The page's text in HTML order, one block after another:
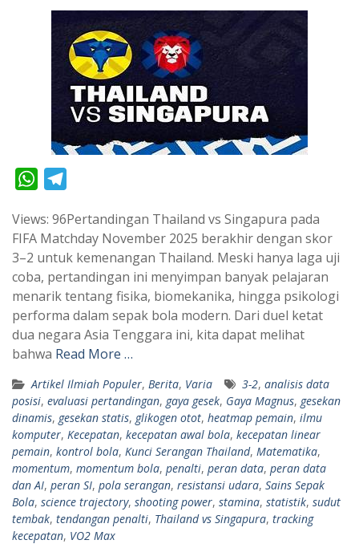
W
a
t
s
A
p
p
l
e
g
r
a
m
Views: 96Pertandingan Thailand vs Singapura pada
FIFA Matchday November 2025 berakhir dengan skor
3–2 untuk kemenangan Thailand. Meski hanya laga uji
coba, pertandingan ini menyimpan banyak pelajaran
menarik tentang fisika, biomekanika, hingga psikologi
performa dalam sepak bola modern. Dari duel ketat
dua negara Asia Tenggara ini, kita dapat melihat
bahwa Read More …
Artikel Ilmiah Populer, Berita, Varia 3-2, analisis data
posisi, evaluasi pertandingan, gaya gesek, Gaya Magnus, gesekan
dinamis, gesekan statis, glikogen otot, heatmap pemain, ilmu
komputer, Kecepatan, kecepatan awal bola, kecepatan linear
pemain, kontrol bola, Kunci Serangan Thailand, Matematika,
momentum, momentum bola, penalti, peran data, peran data
dan AI, peran SI, pola serangan, resistansi udara, Sains Sepak
Bola, science trajectory, shooting power, stamina, statistik, sudut
tembak, tendangan penalti, Thailand vs Singapura, tracking
kecepatan, VO2 Max